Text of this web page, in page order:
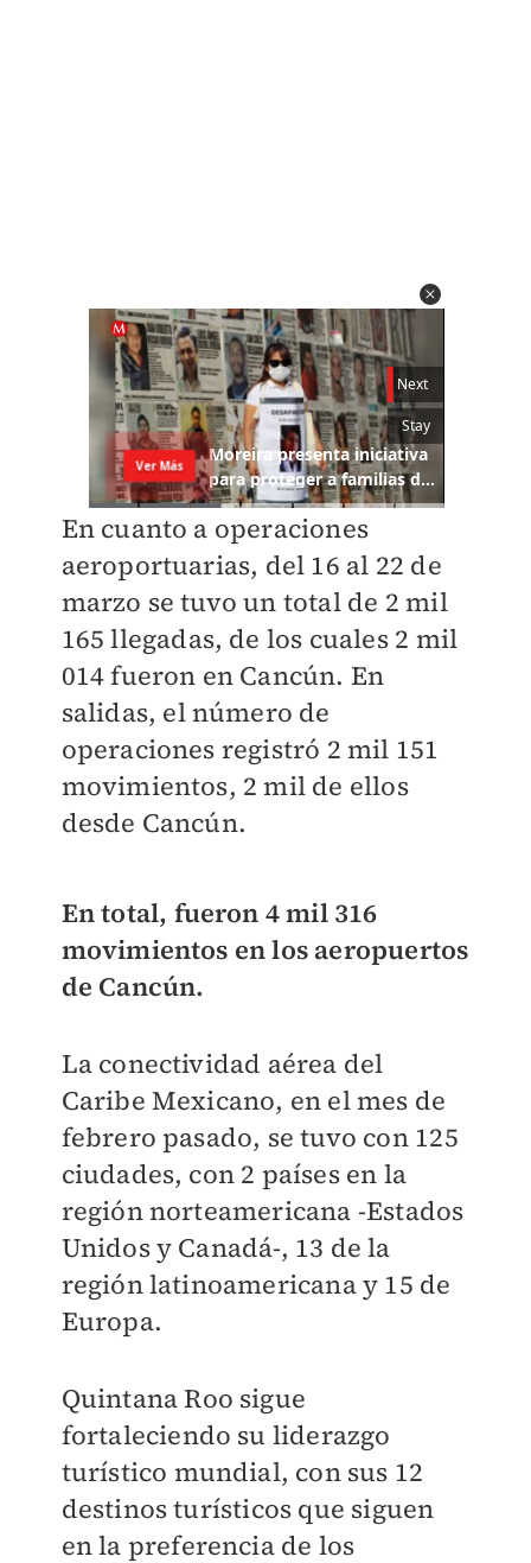
En cuanto a operaciones
aeroportuarias, del 16 al 22 de
marzo se tuvo un total de 2 mil
165 llegadas, de los cuales 2 mil
014 fueron en Cancún. En
salidas, el número de
operaciones registró 2 mil 151
movimientos, 2 mil de ellos
desde Cancún.
En total, fueron 4 mil 316
movimientos en los aeropuertos
de Cancún.
La conectividad aérea del
Caribe Mexicano, en el mes de
febrero pasado, se tuvo con 125
ciudades, con 2 países en la
región norteamericana -Estados
Unidos y Canadá-, 13 de la
región latinoamericana y 15 de
Europa.
Quintana Roo sigue
fortaleciendo su liderazgo
turístico mundial, con sus 12
destinos turísticos que siguen
en la preferencia de los